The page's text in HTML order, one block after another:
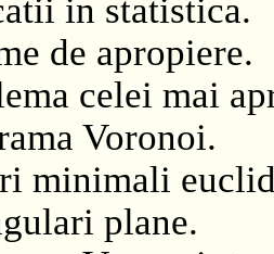
in statistica.
de apropiere.
celei mai
Voronoi.
minimali
plane.